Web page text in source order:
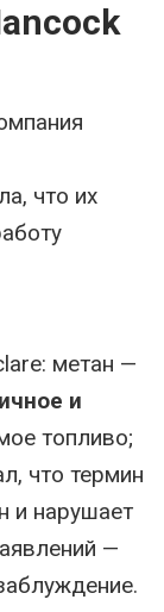
что их
метан —
и
топливо;
что термин
и нарушает
—